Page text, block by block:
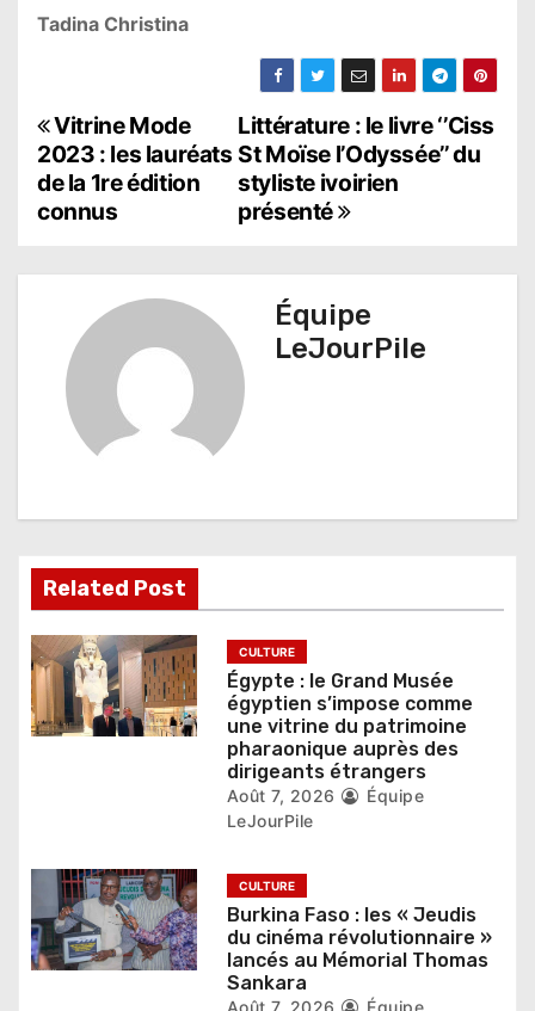
Tadina Christina
N
a
v
i
d
e
l
’
t
c
Littérature : le livre ‘’Ciss
St Moïse l’Odyssée’’ du
styliste ivoirien
présenté
Vitrine Mode
2023 : les lauréats
de la 1re édition
connus
Équipe
LeJourPile
Related Post
CULTURE
Égypte : le Grand Musée
égyptien s’impose comme
une vitrine du patrimoine
pharaonique auprès des
dirigeants étrangers
Août 7, 2026
Équipe
LeJourPile
CULTURE
Burkina Faso : les « Jeudis
du cinéma révolutionnaire »
lancés au Mémorial Thomas
Sankara